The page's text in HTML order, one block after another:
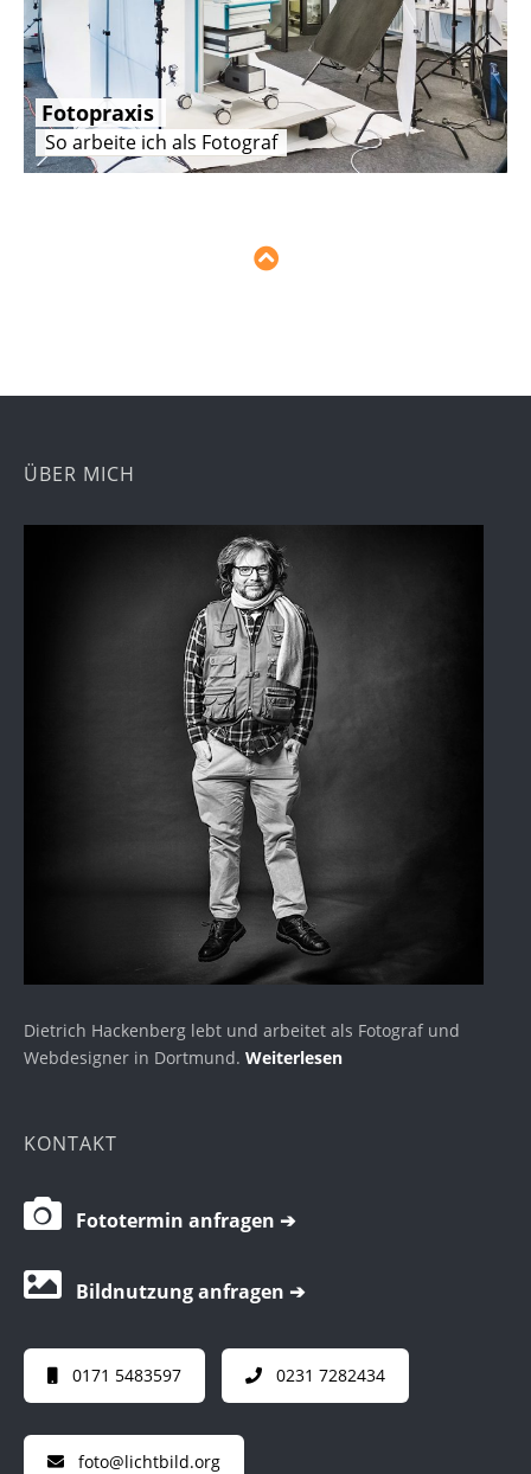
Fotopraxis
So arbeite ich als Fotograf
ÜBER MICH
Dietrich Hackenberg lebt und arbeitet als Fotograf und
Webdesigner in Dortmund. Weiterlesen
KONTAKT
Fototermin anfragen ➔
Bildnutzung anfragen ➔
0171 5483597 0231 7282434
foto@lichtbild.org